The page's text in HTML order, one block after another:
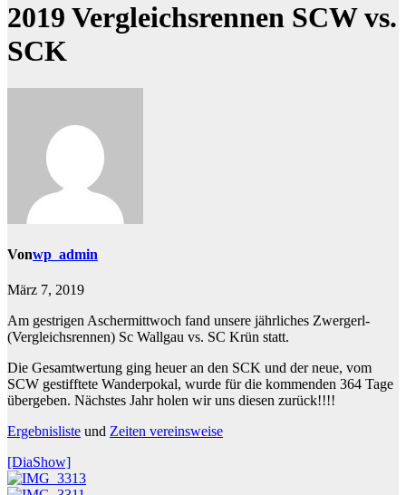
2019 Vergleichsrennen SCW vs.
SCK
Vonwp_admin
März 7, 2019
Am gestrigen Aschermittwoch fand unsere jährliches Zwergerl-
(Vergleichsrennen) Sc Wallgau vs. SC Krün statt.
Die Gesamtwertung ging heuer an den SCK und der neue, vom
SCW gestifftete Wanderpokal, wurde für die kommenden 364 Tage
übergeben. Nächstes Jahr holen wir uns diesen zurück!!!!
Ergebnisliste und Zeiten vereinsweise
[DiaShow]